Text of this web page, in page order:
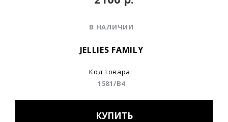
В НАЛИЧИИ
JELLIES FAMILY
Код товара:
1581/B4
КУПИТЬ